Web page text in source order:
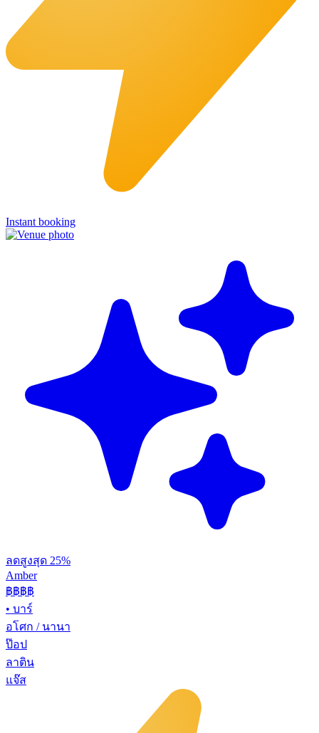
Instant booking
ลดสูงสุด 25%
Amber
฿฿฿฿
• บาร์
อโศก / นานา
ป๊อป
ลาติน
แจ๊ส